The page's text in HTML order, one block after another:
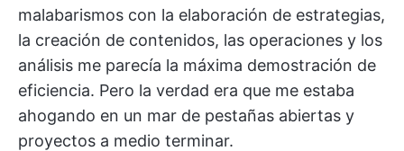
malabarismos con la elaboración de estrategias,
la creación de contenidos, las operaciones y los
análisis me parecía la máxima demostración de
eficiencia. Pero la verdad era que me estaba
ahogando en un mar de pestañas abiertas y
proyectos a medio terminar.